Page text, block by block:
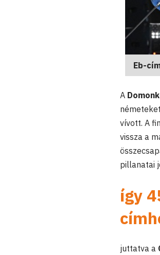
Eb-
A
vívott. A
vissza a
pillanatai
így
juttatva a